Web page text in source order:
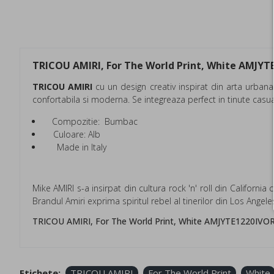
TRICOU AMIRI, For The World Print, White
TRICOU AMIRI cu un design creativ inspirat din arta
confortabila si moderna. Se integreaza perfect in tinute
Compozitie: Bumbac
Culoare: Alb
Made in Italy
Mike AMIRI s-a insirpat din cultura rock 'n' roll din
Brandul Amiri exprima spiritul rebel al tinerilor din Los
TRICOU AMIRI, For The World Print, White